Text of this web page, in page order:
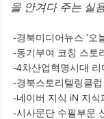
을 안겨다 주는 실
-경북미디어뉴스 '오
-동기부여 코칭 스토
-4차산업혁명시대
-경북스토리텔링클
-네이버 지식 iN 지
-시사문단 수필부문